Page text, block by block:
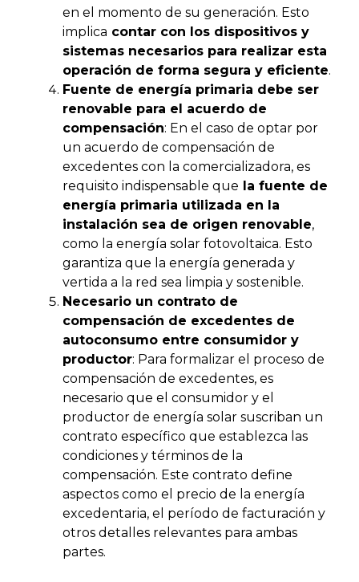
en el momento de su generación. Esto
implica contar con los dispositivos y
sistemas necesarios para realizar esta
operación de forma segura y eficiente.
Fuente de energía primaria debe ser
renovable para el acuerdo de
compensación: En el caso de optar por
un acuerdo de compensación de
excedentes con la comercializadora, es
requisito indispensable que la fuente de
energía primaria utilizada en la
instalación sea de origen renovable,
como la energía solar fotovoltaica. Esto
garantiza que la energía generada y
vertida a la red sea limpia y sostenible.
Necesario un contrato de
compensación de excedentes de
autoconsumo entre consumidor y
productor: Para formalizar el proceso de
compensación de excedentes, es
necesario que el consumidor y el
productor de energía solar suscriban un
contrato específico que establezca las
condiciones y términos de la
compensación. Este contrato define
aspectos como el precio de la energía
excedentaria, el período de facturación y
otros detalles relevantes para ambas
partes.